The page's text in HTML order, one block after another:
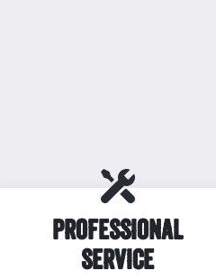
PROFESSIONAL
SERVICE